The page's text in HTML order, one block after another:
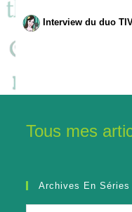
Interview du duo
Tous mes
Archives En Séries